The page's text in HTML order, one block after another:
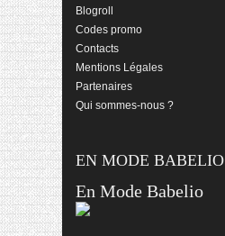
Blogroll
Codes promo
Contacts
Mentions Légales
Partenaires
Qui sommes-nous ?
EN MODE BABELIO
En Mode Babelio